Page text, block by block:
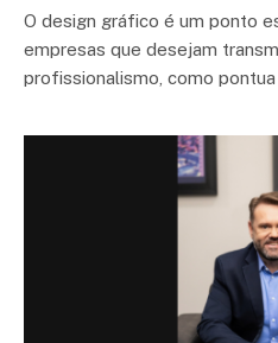
O design gráfico é um ponto
empresas que desejam
profissionalismo, como